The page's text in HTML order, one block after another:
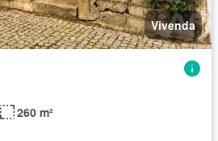
Vivenda
260 m²